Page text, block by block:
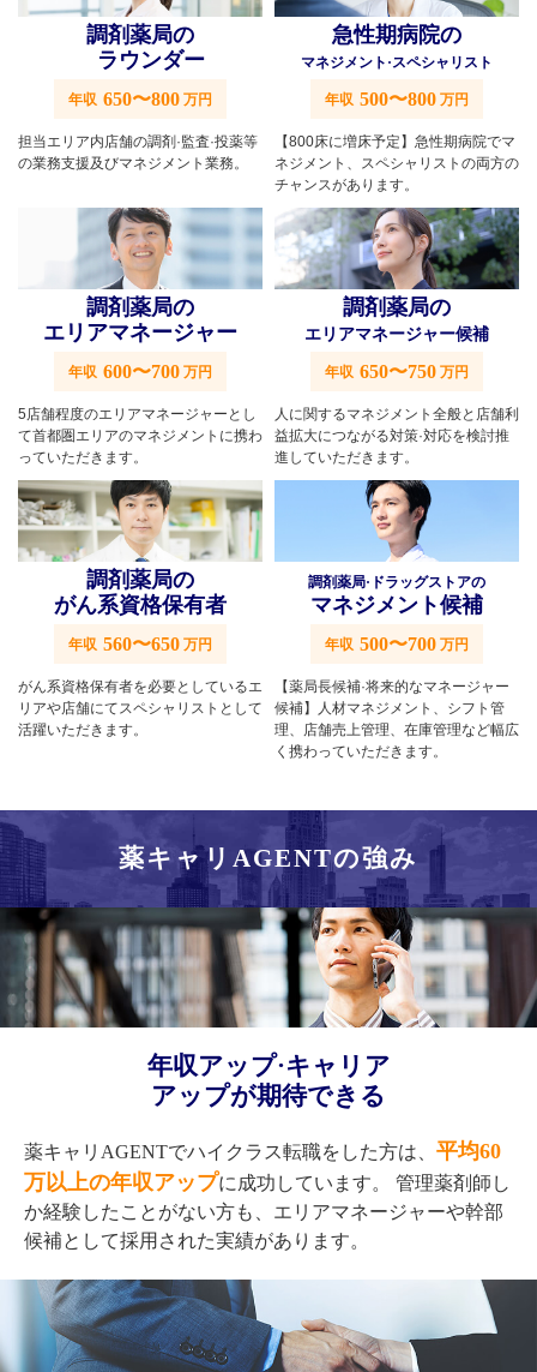
調剤薬局の
ラウンダー
年収 650〜800 万円
担当エリア内店舗の調剤·監査·投薬等
の業務支援及びマネジメント業務。
急性期病院の
マネジメント·スペシャリスト
年収 500〜800 万円
【800床に増床予定】急性期病院でマ
ネジメント、スペシャリストの両方の
チャンスがあります。
調剤薬局の
エリアマネージャー
年収 600〜700 万円
5店舗程度のエリアマネージャーとし
て首都圏エリアのマネジメントに携わ
っていただきます。
調剤薬局の
エリアマネージャー候補
年収 650〜750 万円
人に関するマネジメント全般と店舗利
益拡大につながる対策·対応を検討推
進していただきます。
調剤薬局の
がん系資格保有者
年収 560〜650 万円
がん系資格保有者を必要としているエ
リアや店舗にてスペシャリストとして
活躍いただきます。
調剤薬局·ドラッグストアの
マネジメント候補
年収 500〜700 万円
【薬局長候補·将来的なマネージャー
候補】人材マネジメント、シフト管
理、店舗売上管理、在庫管理など幅広
く携わっていただきます。
薬キャリAGENTの強み
年収アップ·キャリア
アップが期待できる
薬キャリAGENTでハイクラス転職をした方は、 平均60
万以上の年収アップに成功しています。 管理薬剤師し
か経験したことがない方も、エリアマネージャーや幹部
候補として採用された実績があります。